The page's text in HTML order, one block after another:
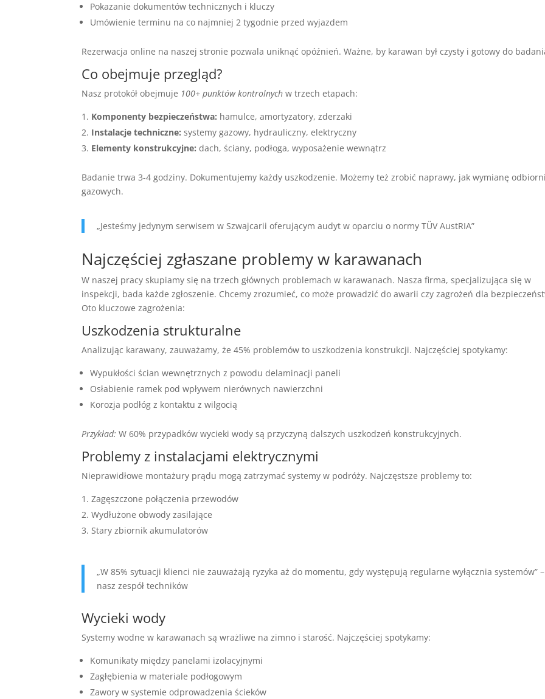
Pokazanie dokumentów technicznych i kluczy
Umówienie terminu na co najmniej 2 tygodnie przed wyjazdem
Rezerwacja online na naszej stronie pozwala uniknąć opóźnień. Ważne, by karawan był czysty i gotowy do
Co obejmuje przegląd?
Nasz protokół obejmuje 100+ punktów kontrolnych w trzech etapach:
Komponenty bezpieczeństwa: hamulce, amortyzatory, zderzaki
Instalacje techniczne: systemy gazowy, hydrauliczny, elektryczny
Elementy konstrukcyjne: dach, ściany, podłoga, wyposażenie wewnątrz
Badanie trwa 3-4 godziny. Dokumentujemy każdy uszkodzenie. Możemy też zrobić naprawy, jak wymianę
gazowych.
„Jesteśmy jedynym serwisem w Szwajcarii oferującym audyt w oparciu o normy TÜV AustRIA”
Najczęściej zgłaszane problemy w karawanach
W naszej pracy skupiamy się na trzech głównych problemach w karawanach. Nasza firma, specjalizująca się w
inspekcji, bada każde zgłoszenie. Chcemy zrozumieć, co może prowadzić do awarii czy zagrożeń dla
Oto kluczowe zagrożenia:
Uszkodzenia strukturalne
Analizując karawany, zauważamy, że 45% problemów to uszkodzenia konstrukcji. Najczęściej spotykamy:
Wypukłości ścian wewnętrznych z powodu delaminacji paneli
Osłabienie ramek pod wpływem nierównych nawierzchni
Korozja podłóg z kontaktu z wilgocią
Przykład: W 60% przypadków wycieki wody są przyczyną dalszych uszkodzeń konstrukcyjnych.
Problemy z instalacjami elektrycznymi
Nieprawidłowe montażury prądu mogą zatrzymać systemy w podróży. Najczęstsze problemy to:
Zagęszczone połączenia przewodów
Wydłużone obwody zasilające
Stary zbiornik akumulatorów
„W 85% sytuacji klienci nie zauważają ryzyka aż do momentu, gdy występują regularne wyłącznia systemów” –
nasz zespół techników
Wycieki wody
Systemy wodne w karawanach są wrażliwe na zimno i starość. Najczęściej spotykamy:
Komunikaty między panelami izolacyjnymi
Zagłębienia w materiale podłogowym
Zawory w systemie odprowadzenia ścieków